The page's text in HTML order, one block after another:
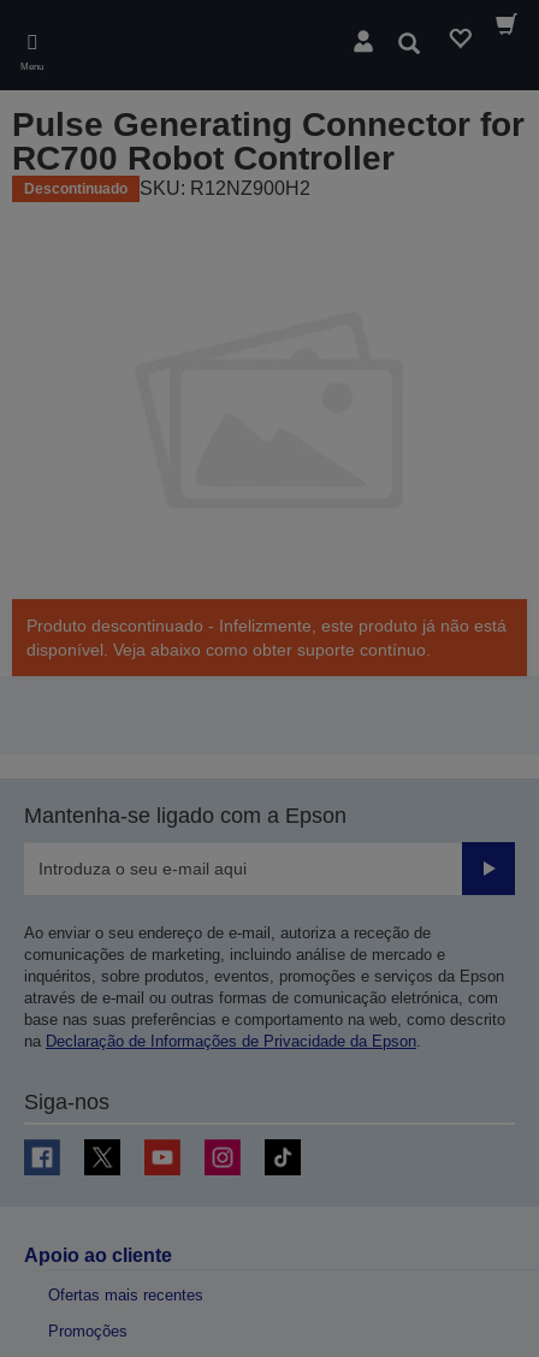
main
content
Menu
Pesquisar
Pulse Generating Connector for
RC700 Robot Controller
Descontinuado SKU: R12NZ900H2
Produto descontinuado - Infelizmente, este produto já não está
disponível. Veja abaixo como obter suporte contínuo.
Mantenha-se ligado com a Epson
Enviar
Ao enviar o seu endereço de e-mail, autoriza a receção de
comunicações de marketing, incluindo análise de mercado e
inquéritos, sobre produtos, eventos, promoções e serviços da Epson
através de e-mail ou outras formas de comunicação eletrónica, com
base nas suas preferências e comportamento na web, como descrito
na Declaração de Informações de Privacidade da Epson.
Siga-nos
Apoio ao cliente
Ofertas mais recentes
Promoções